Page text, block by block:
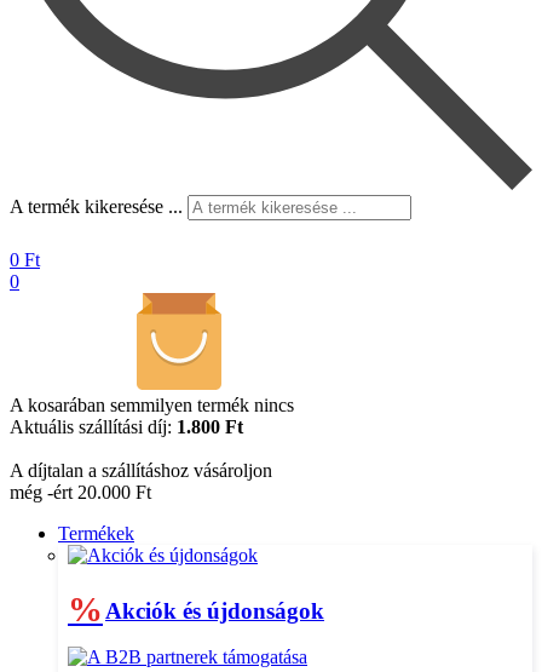
A termék kikeresése ...
0 Ft
0
A kosarában semmilyen termék nincs
Aktuális szállítási díj: 1.800 Ft
A díjtalan a szállításhoz vásároljon
még -ért 20.000 Ft
Termékek
% Akciók és újdonságok